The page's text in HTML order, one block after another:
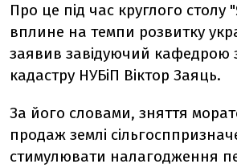
Про це під час круглого столу
вплине на темпи розвитку
заявив завідуючий кафедрою
кадастру НУБіП Віктор Заяць.
За його словами, зняття
продаж землі
стимулювати налагодження